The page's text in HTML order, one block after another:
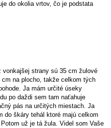
do okolia vrtov, čo je podstata
strany sú 35 cm žulové
na plocho, takže celkom tých
Ja mám určité úseky
po daždi sem tam naťahuje
pás na určitých miestach. Ja
do škáry tehál ktoré majú celkom
už je tá žula. Videl som Vaše